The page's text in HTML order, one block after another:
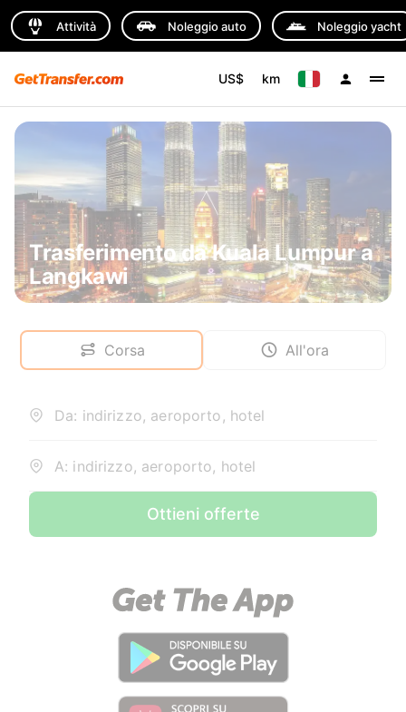
Attività Noleggio auto Noleggio yacht
US$ km
Trasferimento da Kuala Lumpur a
Langkawi
Corsa All'ora
Da: indirizzo, aeroporto, hotel
A: indirizzo, aeroporto, hotel
Ottieni offerte